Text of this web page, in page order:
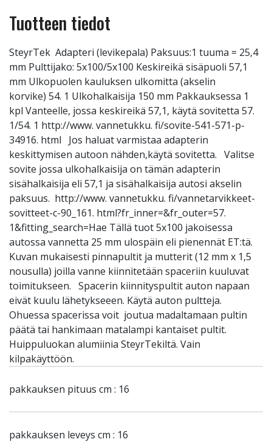
Tuotteen tiedot
SteyrTek Adapteri (levikepala) Paksuus:1 tuuma = 25,4
mm Pulttijako: 5x100/5x100 Keskireikä sisäpuoli 57,1
mm Ulkopuolen kauluksen ulkomitta (akselin
korvike) 54. 1 Ulkohalkaisija 150 mm Pakkauksessa 1
kpl Vanteelle, jossa keskireikä 57,1, käytä sovitetta 57.
1/54. 1 http://www. vannetukku. fi/sovite-541-571-p-
34916. html Jos haluat varmistaa adapterin
keskittymisen autoon nähden,käytä sovitetta. Valitse
sovite jossa ulkohalkaisija on tämän adapterin
sisähalkaisija eli 57,1 ja sisähalkaisija autosi akselin
paksuus. http://www. vannetukku. fi/vannetarvikkeet-
sovitteet-c-90_161. html?fr_inner=&fr_outer=57.
1&fitting_search=Hae Tällä tuot 5x100 jakoisessa
autossa vannetta 25 mm ulospäin eli pienennät ET:tä.
Kuvan mukaisesti pinnapultit ja mutterit (12 mm x 1,5
nousulla) joilla vanne kiinnitetään spaceriin kuuluvat
toimitukseen. Spacerin kiinnityspultit auton napaan
eivät kuulu lähetykseeen. Käytä auton pultteja.
Ohuessa spacerissa voit joutua madaltamaan pultin
päätä tai hankimaan matalampi kantaiset pultit.
Huippuluokan alumiinia SteyrTekiltä. Vain
kilpakäyttöön.
pakkauksen pituus cm : 16
pakkauksen leveys cm : 16